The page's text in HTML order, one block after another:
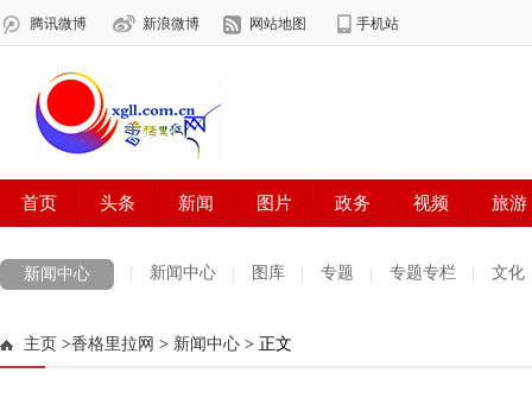
新闻中心 新闻中心 图库 专题 专题专栏 文化
法治迪庆
主页 >香格里拉网 > 新闻中心 > 正文